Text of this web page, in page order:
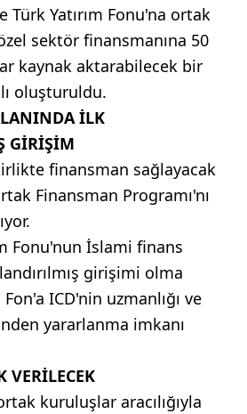
Yatırım Fonu'na ortak
sektör finansmanına 50
kaynak aktarabilecek bir
oluşturuldu.
İLK
GİRİŞİM
finansman sağlayacak
Finansman Programı'nı
Fonu'nun İslami finans
girişimi olma
ICD'nin uzmanlığı ve
yararlanma imkanı
VERİLECEK
kuruluşlar aracılığıyla